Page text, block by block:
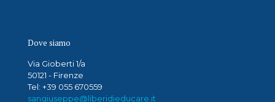
Dove siamo
Via Gioberti 1/a
50121 - Firenze
Tel: +39 055 670559
sangiuseppe@liberidieducare.it